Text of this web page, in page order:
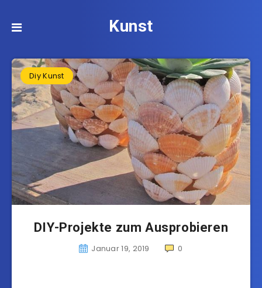
Kunst
Diy Kunst
DIY-Projekte zum Ausprobieren
Januar 19, 2019 0